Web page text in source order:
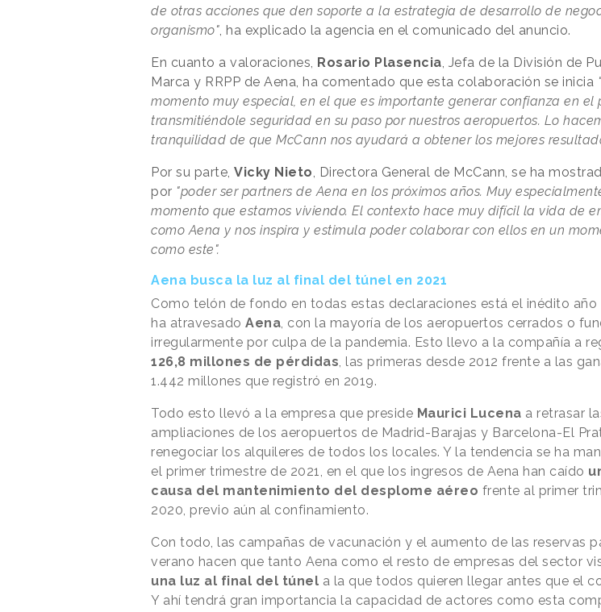
de otras acciones que den soporte a la estrategia de desarrollo de
organismo" , ha explicado la agencia en el comunicado del anuncio.
En cuanto a valoraciones, Rosario Plasencia , Jefa de la División de
Marca y RRPP de Aena, ha comentado que esta colaboración se inicia
momento muy especial, en el que es importante generar confianza en el
transmitiéndole seguridad en su paso por nuestros aeropuertos. Lo
tranquilidad de que McCann nos ayudará a obtener los mejores
Por su parte, Vicky Nieto , Directora General de McCann, se ha
por "poder ser partners de Aena en los próximos años. Muy
momento que estamos viviendo. El contexto hace muy difícil la vida de
como Aena y nos inspira y estimula poder colaborar con ellos en un
como este".
Aena busca la luz al final del túnel en 2021
Como telón de fondo en todas estas declaraciones está el inédito año
ha atravesado Aena , con la mayoría de los aeropuertos cerrados o
irregularmente por culpa de la pandemia. Esto llevo a la compañía a
126,8 millones de pérdidas , las primeras desde 2012 frente a las
1.442 millones que registró en 2019.
Todo esto llevó a la empresa que preside Maurici Lucena a retrasar
ampliaciones de los aeropuertos de Madrid-Barajas y Barcelona-El
renegociar los alquileres de todos los locales. Y la tendencia se ha
el primer trimestre de 2021, en el que los ingresos de Aena han caído
causa del mantenimiento del desplome aéreo frente al primer
2020, previo aún al confinamiento.
Con todo, las campañas de vacunación y el aumento de las reservas
verano hacen que tanto Aena como el resto de empresas del sector
una luz al final del túnel a la que todos quieren llegar antes que el
Y ahí tendrá gran importancia la capacidad de actores como esta